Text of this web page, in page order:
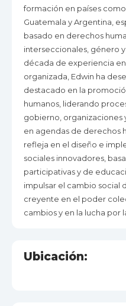
formación en países
Guatemala y Argentina,
basado en derechos
interseccionales, género
década de experiencia
organizada, Edwin ha
destacado en la
humanos, liderando
gobierno, organizaciones
en agendas de derechos
refleja en el diseño e
sociales innovadores,
participativas y de
impulsar el cambio social
creyente en el poder
cambios y en la lucha por
Ubicación: